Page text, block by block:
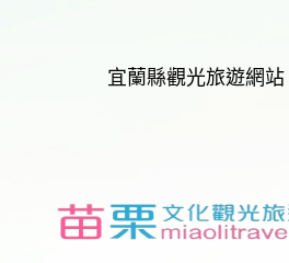
宜蘭縣觀光旅遊網站